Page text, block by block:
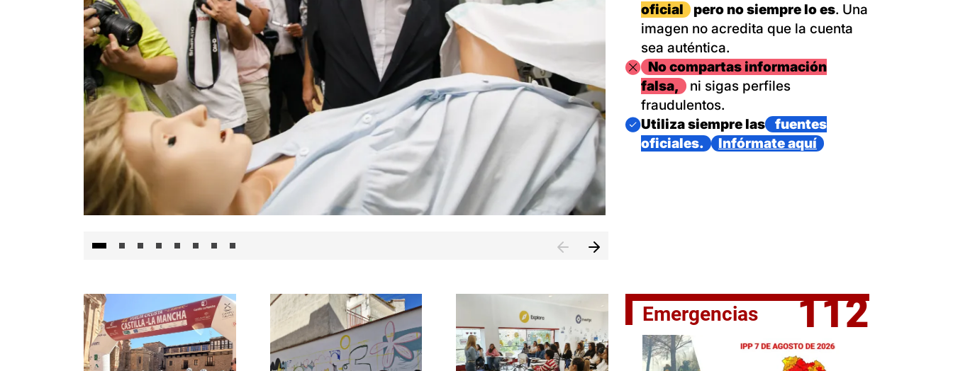
El jefe del Ejecutivo castellanomanchego, Emiliano García-
oficial
pero no siempre lo es. Una
imagen no acredita que la cuenta
sea auténtica.
ImagenNo compartas información
falsa,
ni sigas perfiles
fraudulentos.
Imagen
Utiliza siempre las
fuentes
oficiales.
Infórmate aquí
Emergencias 112